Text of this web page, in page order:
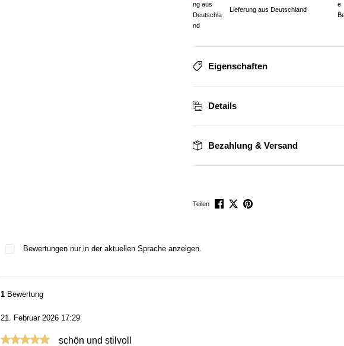
Lieferung aus Deutschland
Eigenschaften
Details
Bezahlung & Versand
Teilen
Bewertungen nur in der aktuellen Sprache anzeigen.
1 Bewertung
21. Februar 2026 17:29
Bewertung mit 5 von 5 Sternen
schön und stilvoll